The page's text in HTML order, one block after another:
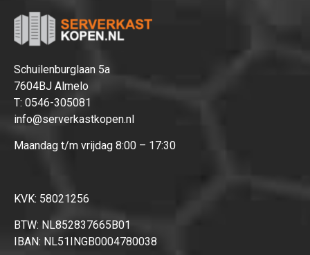
Schuilenburglaan 5a
7604BJ Almelo
T: 0546-305081
info@serverkastkopen.nl
Maandag t/m vrijdag 8:00 – 17:30
KVK: 58021256
BTW: NL852837665B01
IBAN: NL51INGB0004780038